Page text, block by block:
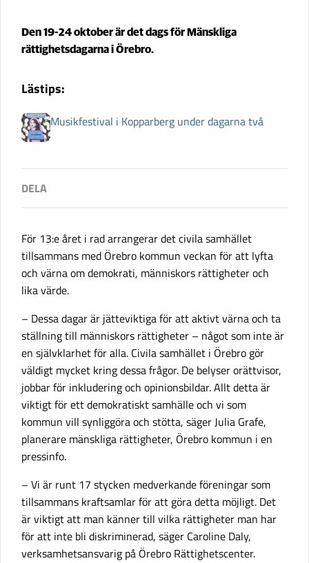
Den 19-24 oktober är det dags för Mänskliga
rättighetsdagarna i Örebro.
Lästips:
Musikfestival i Kopparberg under dagarna två
För 13:e året i rad arrangerar det civila samhället
tillsammans med Örebro kommun veckan för att lyfta
och värna om demokrati, människors rättigheter och
lika värde.
– Dessa dagar är jätteviktiga för att aktivt värna och ta
ställning till människors rättigheter – något som inte är
en självklarhet för alla. Civila samhället i Örebro gör
väldigt mycket kring dessa frågor. De belyser orättvisor,
jobbar för inkludering och opinionsbildar. Allt detta är
viktigt för ett demokratiskt samhälle och vi som
kommun vill synliggöra och stötta, säger Julia Grafe,
planerare mänskliga rättigheter, Örebro kommun i en
pressinfo.
– Vi är runt 17 stycken medverkande föreningar som
tillsammans kraftsamlar för att göra detta möjligt. Det
är viktigt att man känner till vilka rättigheter man har
för att inte bli diskriminerad, säger Caroline Daly,
verksamhetsansvarig på Örebro Rättighetscenter.